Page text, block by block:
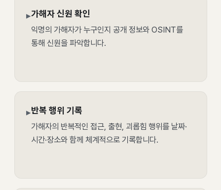
▸가해자 신원 확인
익명의 가해자가 누구인지 공개 정보와 OSINT를
통해 신원을 파악합니다.
▸반복 행위 기록
가해자의 반복적인 접근, 출현, 괴롭힘 행위를 날짜·
시간·장소와 함께 체계적으로 기록합니다.